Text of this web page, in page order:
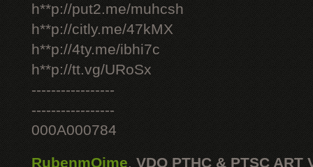
h**p://put2.me/muhcsh
h**p://citly.me/47kMX
h**p://4ty.me/ibhi7c
h**p://tt.vg/URoSx
-----------------
-----------------
000A000784
RubenmOime, VDO PTHC & PTSC ART